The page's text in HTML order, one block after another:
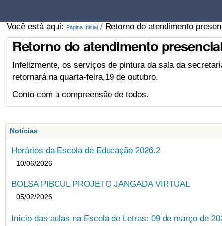
Você está aqui: Página Inicial / Retorno do atendimento
Retorno do atendimento
Infelizmente, os serviços de pintura da sala da
retornará na quarta-feira,19 de outubro.
Conto com a compreensão de todos.
Notícias
Horários da Escola de Educação 2026.2
10/06/2026
BOLSA PIBCUL PROJETO JANGADA VIRTUAL
05/02/2026
Início das aulas na Escola de Letras: 09 de março de